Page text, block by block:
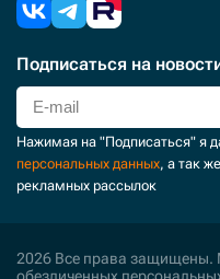
Подписаться на
Нажимая на "Подписаться" я
персональных данных, а так
рекламных рассылок
2026 Все права защищены.